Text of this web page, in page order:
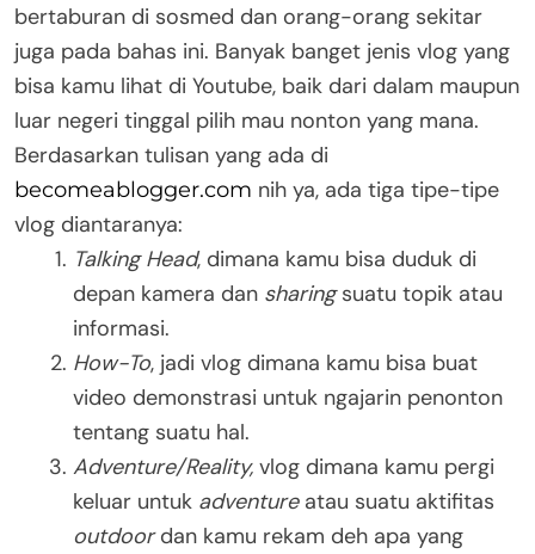
bertaburan di sosmed dan orang-orang sekitar
juga pada bahas ini. Banyak banget jenis vlog yang
bisa kamu lihat di Youtube, baik dari dalam maupun
luar negeri tinggal pilih mau nonton yang mana.
Berdasarkan tulisan yang ada di
becomeablogger.com nih ya, ada tiga tipe-tipe
vlog diantaranya:
Talking Head, dimana kamu bisa duduk di
depan kamera dan sharingsuatu topik atau
informasi.
How-To, jadi vlog dimana kamu bisa buat
video demonstrasi untuk ngajarin penonton
tentang suatu hal.
Adventure/Reality, vlog dimana kamu pergi
keluar untuk adventureatau suatu aktifitas
outdoordan kamu rekam deh apa yang